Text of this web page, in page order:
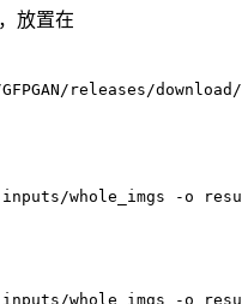
放置在
releases/
whole_imgs -o
whole_imgs -o